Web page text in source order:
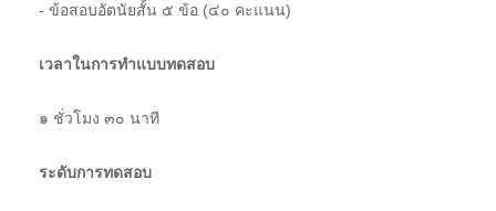
- ข้อสอบอัตนัยสั้น ๕ ข้อ (๔๐ คะแนน)
เวลาในการทำแบบทดสอบ
๑ ชั่วโมง ๓๐ นาที
ระดับการทดสอบ